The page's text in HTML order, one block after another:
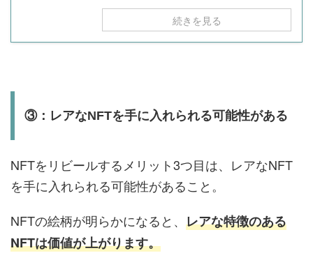
続きを見る
③：レアなNFTを手に入れられる可能性がある
NFTをリビールするメリット3つ目は、レアなNFT
を手に入れられる可能性があること。
NFTの絵柄が明らかになると、 レアな特徴のある
NFTは価値が上がります。